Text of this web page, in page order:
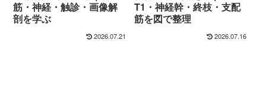
筋・神経・触診・画像解
剖を学ぶ
2026.07.21
T1・神経幹・終枝・支配
筋を図で整理
2026.07.16